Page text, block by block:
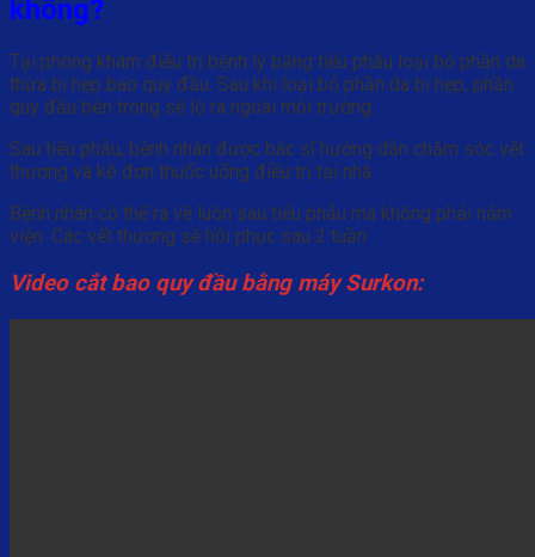
không?
Tại phòng khám điều trị bệnh lý bằng tiểu phẫu loại bỏ phần da
thừa bị hẹp bao quy đầu. Sau khi loại bỏ phần da bị hẹp, phần
quy đầu bên trong sẽ lộ ra ngoài môi trường.
Sau tiểu phẫu, bệnh nhân được bác sĩ hướng dẫn chăm sóc vết
thương và kê đơn thuốc uống điều trị tại nhà.
Bệnh nhân có thể ra về luôn sau tiểu phẫu mà không phải nằm
viện. Các vết thương sẽ hồi phục sau 2 tuần
Video cắt bao quy đầu bằng máy Surkon: